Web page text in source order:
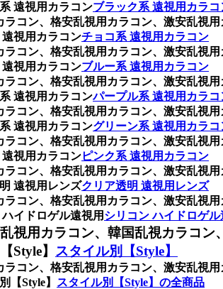
遠視用カラコンブラック系 遠視用カラコ
コン、格安乱視用カラコン、激安乱視
視用カラコンチョコ系 遠視用カラコン
コン、格安乱視用カラコン、激安乱視
視用カラコンブルー系 遠視用カラコン
コン、格安乱視用カラコン、激安乱視
遠視用カラコンパープル系 遠視用カラコ
コン、格安乱視用カラコン、激安乱視
遠視用カラコングリーン系 遠視用カラコ
コン、格安乱視用カラコン、激安乱視
視用カラコンピンク系 遠視用カラコン
コン、格安乱視用カラコン、激安乱視
遠視用レンズクリア透明 遠視用レンズ
コン、格安乱視用カラコン、激安乱視
イドロゲル遠視用 シリコン ハイドロゲル
視用カラコン、韓国乱視カラコ
Style】 スタイル別【Style】
コン、格安乱視用カラコン、激安乱視
【Style】
スタイル別【Style】の全商品